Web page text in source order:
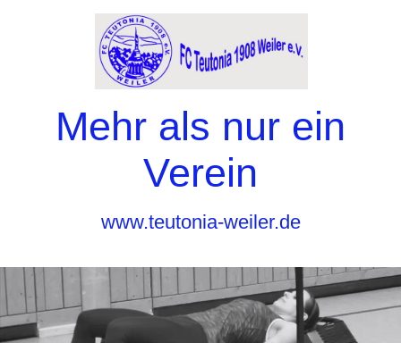
Mehr als nur ein
Verein
www.teutonia-weiler.de